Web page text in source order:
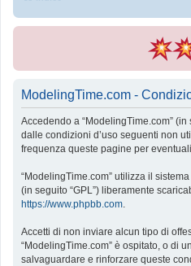
ModelingTime.com -
Accedendo a “ModelingTime.com”
dalle condizioni d’uso seguenti non
frequenza queste pagine per
“ModelingTime.com” utilizza il
(in seguito “GPL”) liberamente
https://www.phpbb.com.
Accetti di non inviare alcun tipo di
“ModelingTime.com” è ospitato, o di
salvaguardare e rinforzare queste